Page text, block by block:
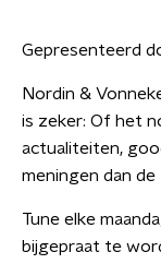
Gepresenteerd
Nordin &
is zeker: Of het
actualiteiten,
meningen dan de
Tune elke
bijgepraat te